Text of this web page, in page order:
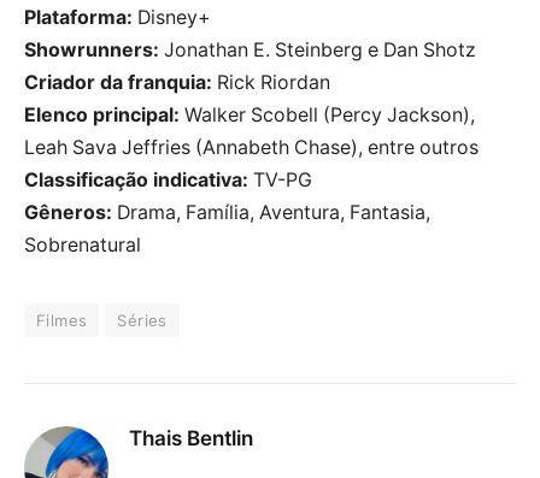
Plataforma: Disney+
Showrunners: Jonathan E. Steinberg e Dan Shotz
Criador da franquia: Rick Riordan
Elenco principal: Walker Scobell (Percy Jackson),
Leah Sava Jeffries (Annabeth Chase), entre outros
Classificação indicativa: TV-PG
Gêneros: Drama, Família, Aventura, Fantasia,
Sobrenatural
Filmes Séries
Thais Bentlin